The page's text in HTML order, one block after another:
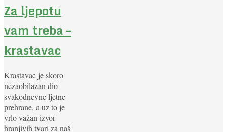
Za ljepotu
vam treba –
krastavac
Krastavac je skoro
nezaobilazan dio
svakodnevne ljetne
prehrane, a uz to je
vrlo važan izvor
hranjivih tvari za naš